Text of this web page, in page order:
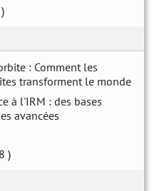
: Comment les
transforment le monde
à l'IRM : des bases
avancées
)